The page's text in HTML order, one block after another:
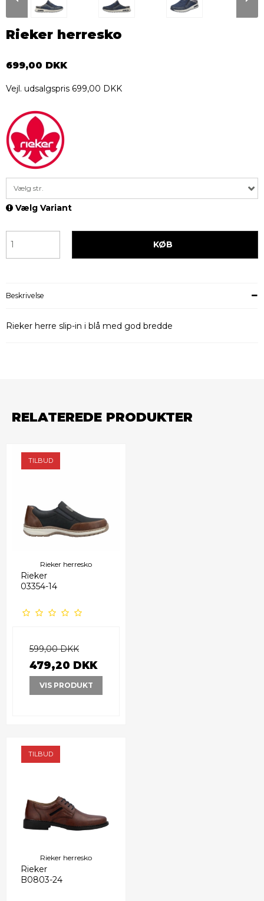
Rieker herresko
699,00 DKK
Vejl. udsalgspris 699,00 DKK
Vælg str.
Vælg Variant
KØB
Beskrivelse
Rieker herre slip-in i blå med god bredde
RELATEREDE PRODUKTER
TILBUD
Rieker herresko
Rieker
03354-14
599,00 DKK
479,20 DKK
VIS PRODUKT
TILBUD
Rieker herresko
Rieker
B0803-24